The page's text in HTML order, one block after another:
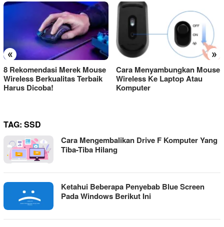
« »
8 Rekomendasi Merek Mouse
Wireless Berkualitas Terbaik
Harus Dicoba!
Cara Menyambungkan Mouse
Wireless Ke Laptop Atau
Komputer
TAG: SSD
Cara Mengembalikan Drive F Komputer Yang
Tiba-Tiba Hilang
Ketahui Beberapa Penyebab Blue Screen
Pada Windows Berikut Ini